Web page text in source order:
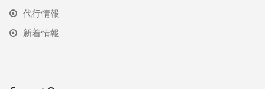
代行情報
新着情報